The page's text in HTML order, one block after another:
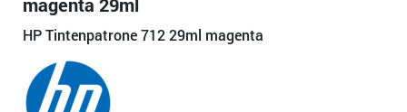
HP Tintenpatrone 712 29ml magenta